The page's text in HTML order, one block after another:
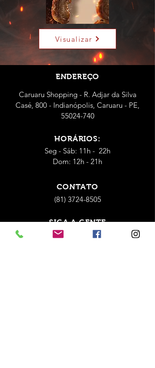
Visualizar
ENDEREÇO
Caruaru Shopping - R. Adjar da Silva
Casé, 800 - Indianópolis, Caruaru - PE,
55024-740
HORÁRIOS:
Seg - Sáb: 11h - 22h
Dom: 12h - 21h
CONTATO
(81) 3724-8505
SIGA A GENTE